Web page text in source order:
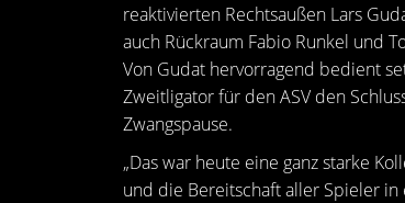
reaktivierten Rechtsaußen Lars
auch Rückraum Fabio Runkel und
Von Gudat hervorragend bedient
Zweitligator für den ASV den
Zwangspause.
„Das war heute eine ganz starke
und die Bereitschaft aller Spieler in